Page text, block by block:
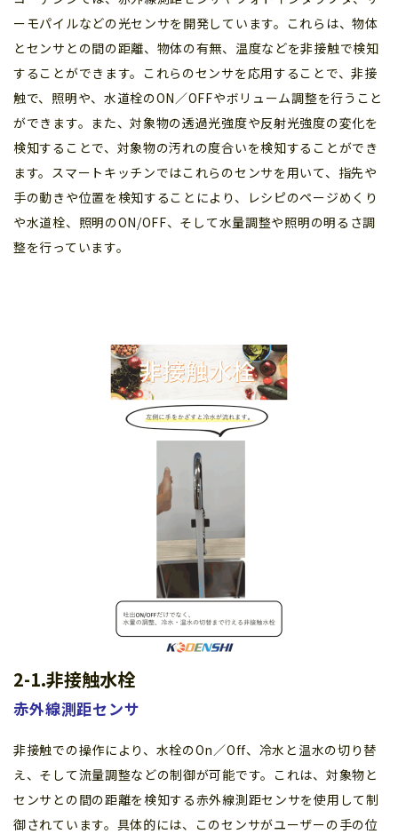
ーモパイルなどの光センサを開発しています。これらは、物体
とセンサとの間の距離、物体の有無、温度などを非接触で検知
することができます。これらのセンサを応用することで、非接
触で、照明や、水道栓のON／OFFやボリューム調整を行うこと
ができます。また、対象物の透過光強度や反射光強度の変化を
検知することで、対象物の汚れの度合いを検知することができ
ます。スマートキッチンではこれらのセンサを用いて、指先や
手の動きや位置を検知することにより、レシピのページめくり
や水道栓、照明のON/OFF、そして水量調整や照明の明るさ調
整を行っています。
2-1.非接触水栓
赤外線測距センサ
非接触での操作により、水栓のOn／Off、冷水と温水の切り替
え、そして流量調整などの制御が可能です。これは、対象物と
センサとの間の距離を検知する赤外線測距センサを使用して制
御されています。具体的には、このセンサがユーザーの手の位